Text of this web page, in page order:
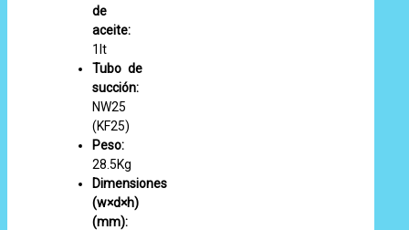
de
aceite:
1lt
Tubo de
succión:
NW25
(KF25)
Peso:
28.5Kg
Dimensiones
(w×d×h)
(mm):